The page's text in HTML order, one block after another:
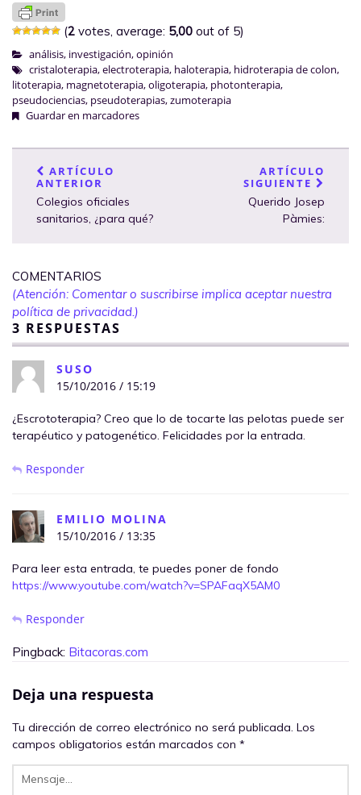
(2 votes, average: 5,00 out of 5)
análisis, investigación,opinión
cristaloterapia,electroterapia, haloterapia, hidroterapia de colon,
litoterapia, magnetoterapia,oligoterapia, photonterapia,
pseudociencias, pseudoterapias,zumoterapia
Guardar en marcadores
ARTÍCULO
ANTERIOR
Colegios oficiales
sanitarios, ¿para qué?
ARTÍCULO
SIGUIENTE
Querido Josep
Pàmies:
COMENTARIOS
(Atención: Comentar o suscribirse implica aceptar nuestra
política de privacidad.)
3 RESPUESTAS
SUSO
15/10/2016 / 15:19
¿Escrototerapia? Creo que lo de tocarte las pelotas puede ser
terapéutico y patogenético. Felicidades por la entrada.
Responder
EMILIO MOLINA
15/10/2016 / 13:35
Para leer esta entrada, te puedes poner de fondo
https://www.youtube.com/watch?v=SPAFaqX5AM0
Responder
Pingback: Bitacoras.com
Deja una respuesta
Tu dirección de correo electrónico no será publicada. Los
campos obligatorios están marcados con *